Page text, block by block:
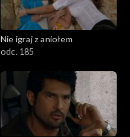
Nie igraj z aniołem
odc. 185